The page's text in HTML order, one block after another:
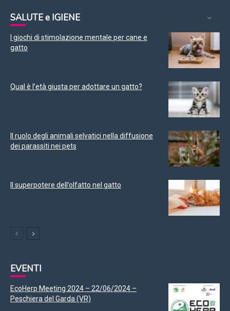
SALUTE e IGIENE
I giochi di stimolazione mentale per cane e
gatto
Qual è l’età giusta per adottare un gatto?
Il ruolo degli animali selvatici nella diffusione
dei parassiti nei pets
Il superpotere dell’olfatto nel gatto
EVENTI
EcoHerp Meeting 2024 – 22/06/2024 –
Peschiera del Garda (VR)